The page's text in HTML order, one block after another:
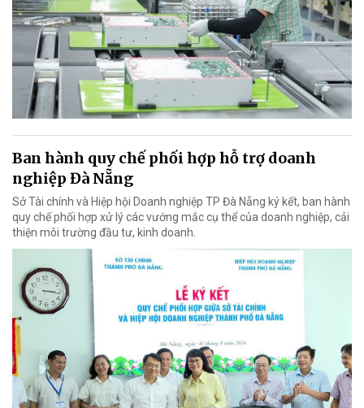
Ban hành quy chế phối hợp hỗ trợ doanh
nghiệp Đà Nẵng
Sở Tài chính và Hiệp hội Doanh nghiệp TP Đà Nẵng ký kết, ban hành
quy chế phối hợp xử lý các vướng mắc cụ thể của doanh nghiệp, cải
thiện môi trường đầu tư, kinh doanh.